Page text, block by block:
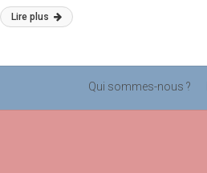
Lire plus
Qui sommes-nous ?